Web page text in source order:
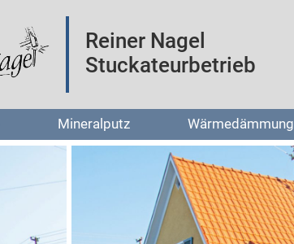
Reiner Nagel
Stuckateurbetrieb
Mineralputz Wärmedämmung